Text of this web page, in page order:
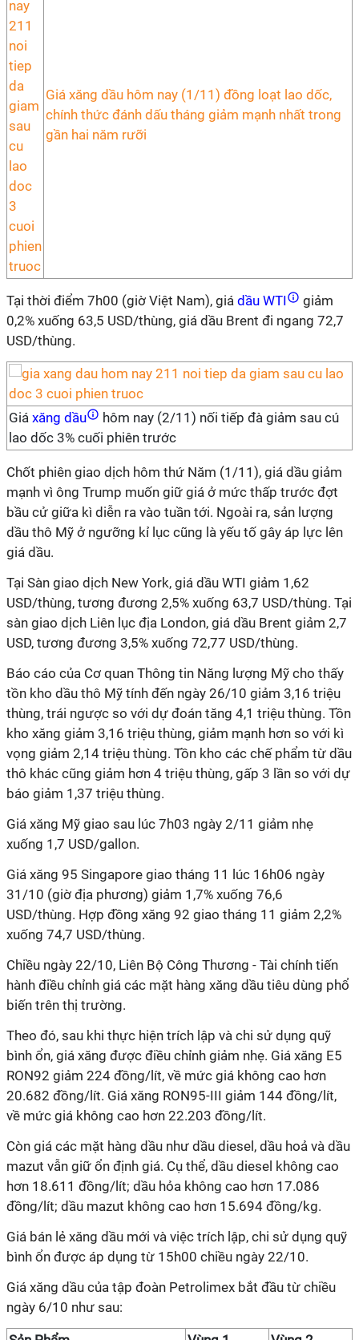
Giá xăng dầu hôm nay (1/11) đồng loạt lao dốc,
chính thức đánh dấu tháng giảm mạnh nhất trong
gần hai năm rưỡi
Tại thời điểm 7h00 (giờ Việt Nam), giá dầu WTI
giảm
0,2% xuống 63,5 USD/thùng, giá dầu Brent đi ngang 72,7
USD/thùng.
Giá xăng dầu
hôm nay (2/11) nối tiếp đà giảm sau cú
lao dốc 3% cuối phiên trước
Chốt phiên giao dịch hôm thứ Năm (1/11), giá dầu giảm
mạnh vì ông Trump muốn giữ giá ở mức thấp trước đợt
bầu cử giữa kì diễn ra vào tuần tới. Ngoài ra, sản lượng
dầu thô Mỹ ở ngưỡng kỉ lục cũng là yếu tố gây áp lực lên
giá dầu.
Tại Sàn giao dịch New York, giá dầu WTI giảm 1,62
USD/thùng, tương đương 2,5% xuống 63,7 USD/thùng. Tại
sàn giao dịch Liên lục địa London, giá dầu Brent giảm 2,7
USD, tương đương 3,5% xuống 72,77 USD/thùng.
Báo cáo của Cơ quan Thông tin Năng lượng Mỹ cho thấy
tồn kho dầu thô Mỹ tính đến ngày 26/10 giảm 3,16 triệu
thùng, trái ngược so với dự đoán tăng 4,1 triệu thùng. Tồn
kho xăng giảm 3,16 triệu thùng, giảm mạnh hơn so với kì
vọng giảm 2,14 triệu thùng. Tồn kho các chế phẩm từ dầu
thô khác cũng giảm hơn 4 triệu thùng, gấp 3 lần so với dự
báo giảm 1,37 triệu thùng.
Giá xăng Mỹ giao sau lúc 7h03 ngày 2/11 giảm nhẹ
xuống 1,7 USD/gallon.
Giá xăng 95 Singapore giao tháng 11 lúc 16h06 ngày
31/10 (giờ địa phương) giảm 1,7% xuống 76,6
USD/thùng. Hợp đồng xăng 92 giao tháng 11 giảm 2,2%
xuống 74,7 USD/thùng.
Chiều ngày 22/10, Liên Bộ Công Thương - Tài chính tiến
hành điều chỉnh giá các mặt hàng xăng dầu tiêu dùng phổ
biến trên thị trường.
Theo đó, sau khi thực hiện trích lập và chi sử dụng quỹ
bình ổn, giá xăng được điều chỉnh giảm nhẹ. Giá xăng E5
RON92 giảm 224 đồng/lít, về mức giá không cao hơn
20.682 đồng/lít. Giá xăng RON95-III giảm 144 đồng/lít,
về mức giá không cao hơn 22.203 đồng/lít.
Còn giá các mặt hàng dầu như dầu diesel, dầu hoả và dầu
mazut vẫn giữ ổn định giá. Cụ thể, dầu diesel không cao
hơn 18.611 đồng/lít; dầu hỏa không cao hơn 17.086
đồng/lít; dầu mazut không cao hơn 15.694 đồng/kg.
Giá bán lẻ xăng dầu mới và việc trích lập, chi sử dụng quỹ
bình ổn được áp dụng từ 15h00 chiều ngày 22/10.
Giá xăng dầu của tập đoàn Petrolimex bắt đầu từ chiều
ngày 6/10 như sau: